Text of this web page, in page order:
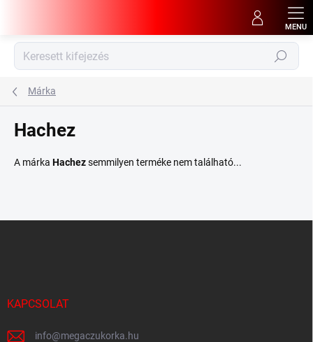
tartalomhoz
Keresés
Márka
Hachez
A márka Hachezsemmilyen terméke nem található...
KAPCSOLAT
info@megaczukorka.hu